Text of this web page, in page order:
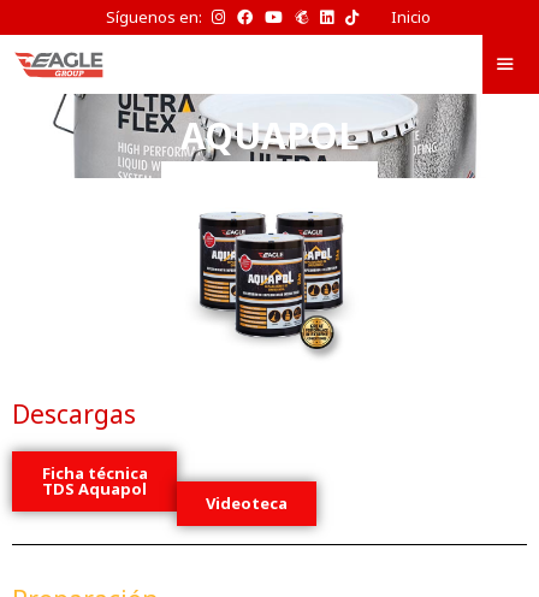
Síguenos en:
TikTok
de
Inicio
AQUAPOL
Descargas
Ficha técnica
TDS Aquapol
Videoteca